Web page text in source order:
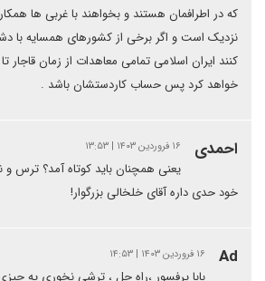
که در اطرافمان هستند و بخواهند با غربی ها
نزدیک است و اگر برخی از کشورهای همسایه با
کنند ایران اسلامی تمامی معاهدات از زمان قاجار
خواهد کرد پس حساب کاردستشان باشد .
احمدی ۱۶ فروردین ۱۴۰۳ | ۱۳:۵۳
یعنی همچنان باید کوتاه آمد؟ ترس و
خود حدی داره آقای خلخالی بزرگوار!
Ad ۱۶ فروردین ۱۴۰۳ | ۱۴:۵۳
بابا پرفسور ،راه حل ، ترشی نخوری یه